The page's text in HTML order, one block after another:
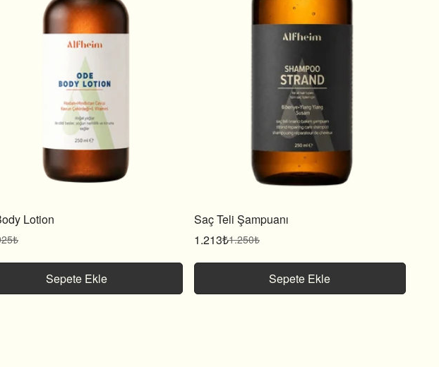
Lotion
Sepete Ekle
Saç Teli Şampuanı
Satış
fiyatı
1.213₺
Normal
fiyat
1.250₺
Sepete Ekle